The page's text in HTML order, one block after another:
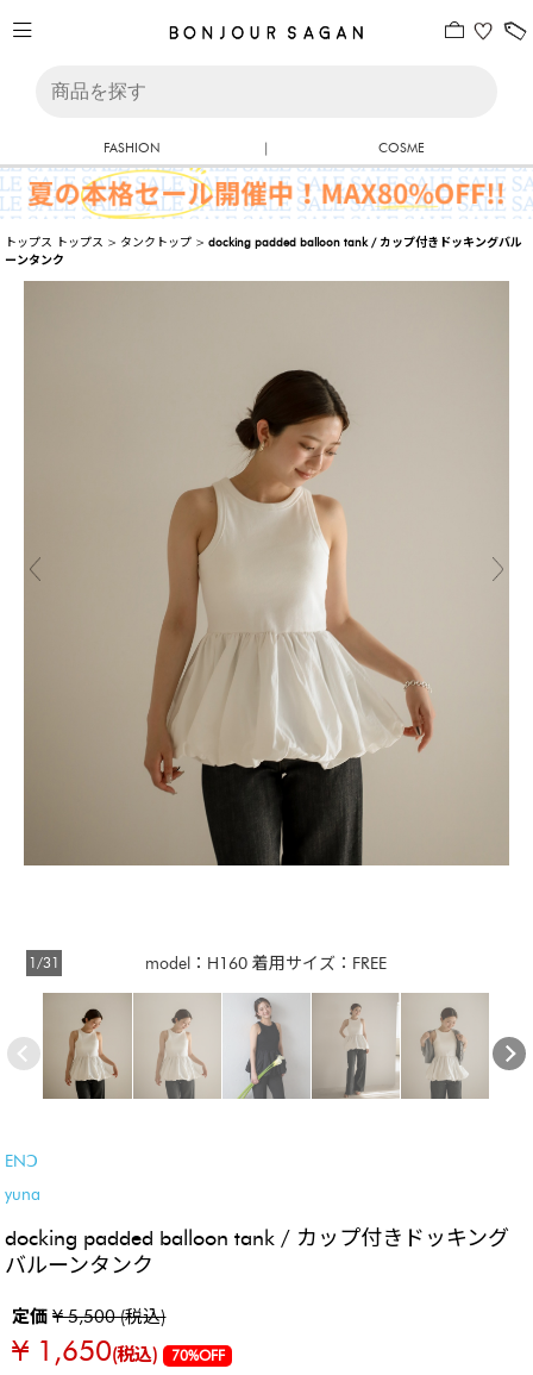
FASHION | COSME
トップス トップス > タンクトップ >docking padded balloon tank / カップ付きドッキングバル
ーンタンク
model：H160 着用サイズ：FREE
1/31
ENↃ
yuna
docking padded balloon tank / カップ付きドッキング
バルーンタンク
定価¥ 5,500 (税込)
¥ 1,650(税込) 70%OFF